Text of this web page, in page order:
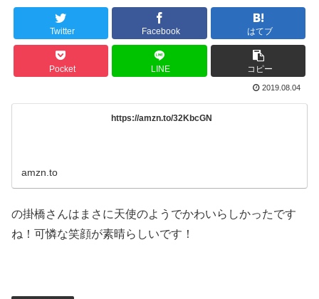
Twitter Facebook はてブ
Pocket LINE コピー
2019.08.04
https://amzn.to/32KbcGN
amzn.to
の掛橋さんはまさに天使のようでかわいらしかったです
ね！可憐な笑顔が素晴らしいです！